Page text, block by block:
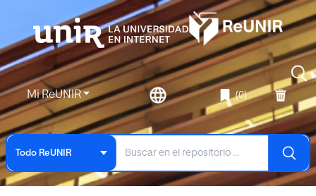
Mi ReUNIR (0)
Todo ReUNIR